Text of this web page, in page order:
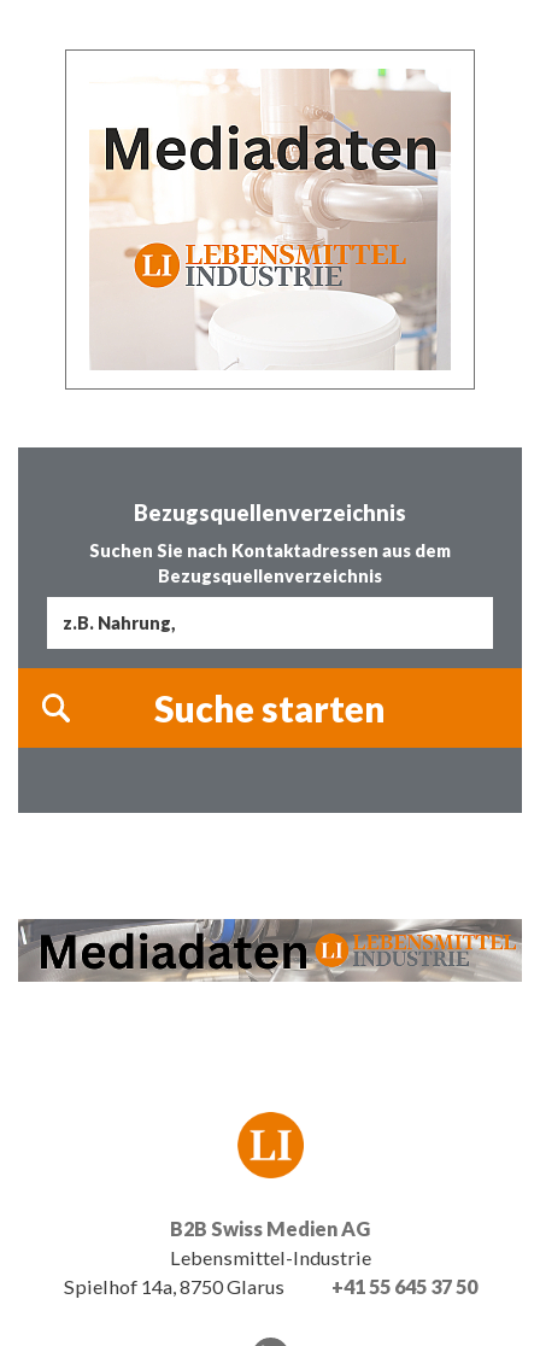
Bezugsquellenverzeichnis
Suchen Sie nach Kontaktadressen aus dem
Bezugsquellenverzeichnis
B2B Swiss Medien AG
Lebensmittel-Industrie
Spielhof 14a, 8750 Glarus
+41 55 645 37 50